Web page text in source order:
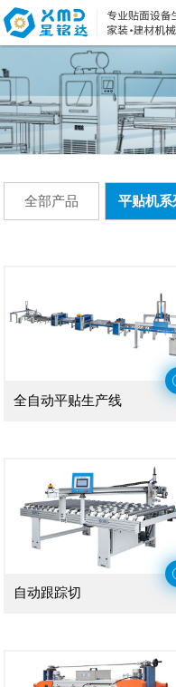
全部产品 平贴机系
全自动平贴生产线
自动跟踪切